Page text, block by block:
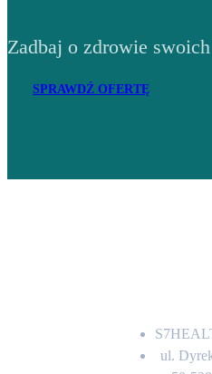
Zadbaj o zdrowie
SPRAWDŹ OFERTĘ
ul.